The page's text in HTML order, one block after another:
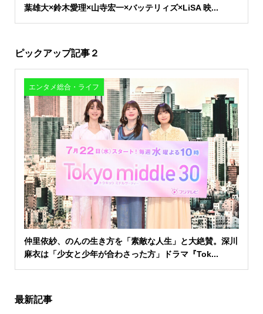
葉雄大×鈴木愛理×山寺宏一×バッテリィズ×LiSA 映...
ピックアップ記事２
エンタメ総合・ライフ
仲里依紗、のんの生き方を「素敵な人生」と大絶賛。深川
麻衣は「少女と少年が合わさった方」ドラマ『Tok...
最新記事